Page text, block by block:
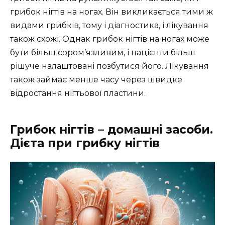
грибок нігтів на ногах. Він викликається тими ж
видами грибків, тому і діагностика, і лікування
також схожі. Однак грибок нігтів на ногах може
бути більш сором’язливим, і пацієнти більш
рішуче налаштовані позбутися його. Лікування
також займає менше часу через швидке
відростання нігтьової пластини.
Грибок нігтів – домашні засоби.
Дієта при грибку нігтів